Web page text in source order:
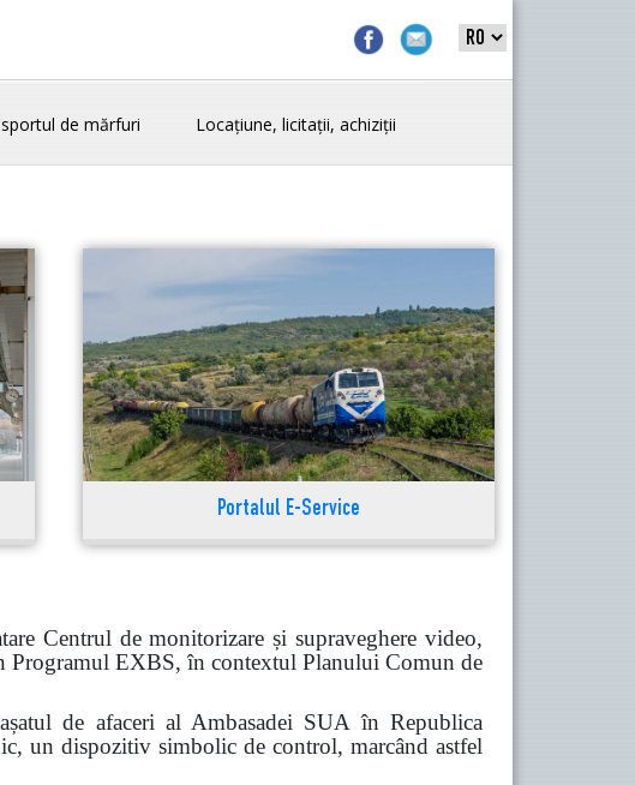
de mărfuri Locațiune, licitații, achiziții
Portalul E-Service
Centrul de monitorizare și supraveghere video,
Programul EXBS, în contextul Planului Comun de
de afaceri al Ambasadei SUA în Republica
un dispozitiv simbolic de control, marcând astfel